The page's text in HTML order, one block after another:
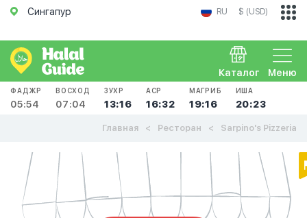
Сингапур RU $ (USD)
Меню
Каталог
ФАДЖР
05:54
ВОСХОД
07:04
ЗУХР
13:16
АСР
16:32
МАГРИБ
19:16
ИША
20:23
Главная Ресторан Sarpino's Pizzeria